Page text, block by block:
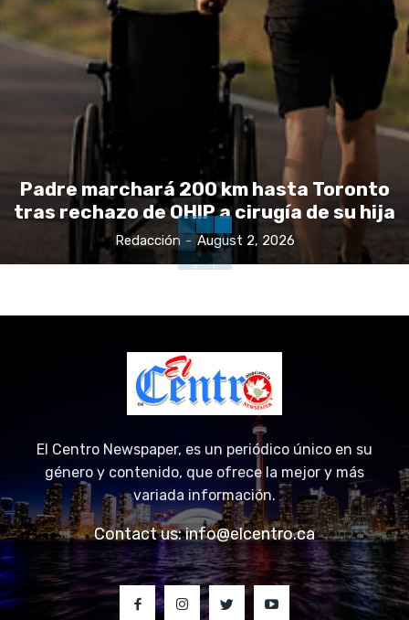
Padre marchará 200 km hasta Toronto
tras rechazo de OHIP a cirugía de su hija
Redacción August 2, 2026
El Centro Newspaper, es un periódico único en su
género y contenido, que ofrece la mejor y más
variada información.
Contact us:info@elcentro.ca